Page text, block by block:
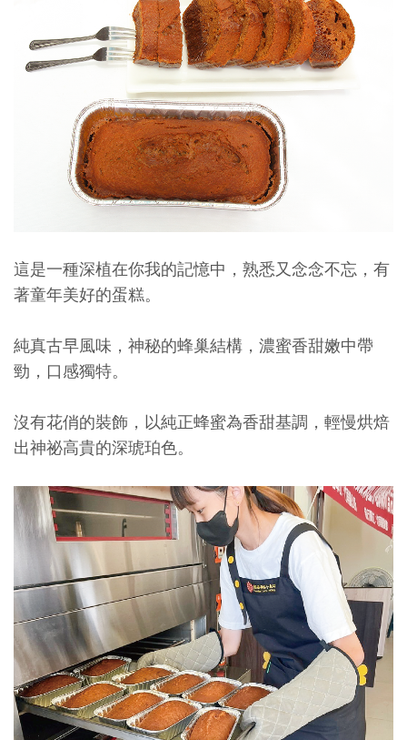
這是一種深植在你我的記憶中，熟悉又念念不忘，有
著童年美好的蛋糕。
純真古早風味，神秘的蜂巢結構，濃蜜香甜嫩中帶
勁，口感獨特。
沒有花俏的裝飾，以純正蜂蜜為香甜基調，輕慢烘焙
出神祕高貴的深琥珀色。